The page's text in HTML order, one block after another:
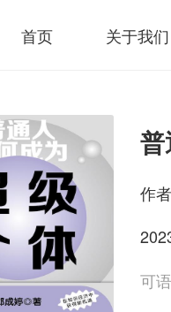
首页 关于我们
作
可